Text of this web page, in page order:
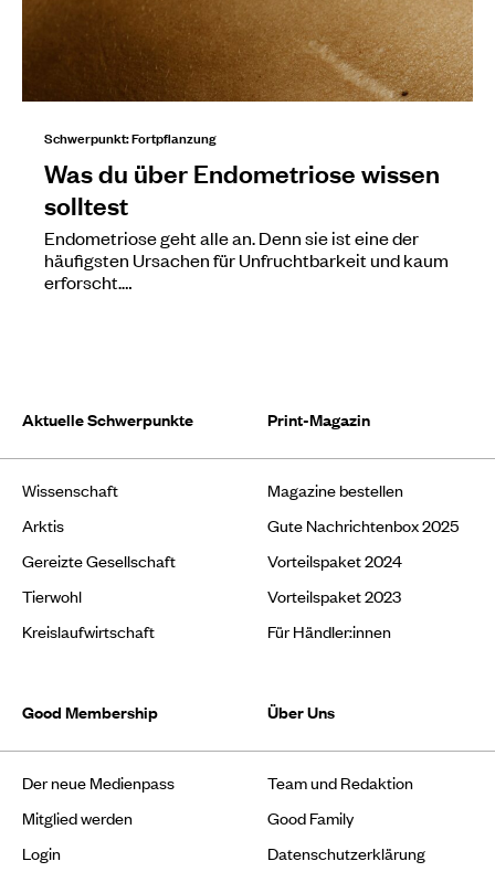
Schwerpunkt: Fortpflanzung
Was du über Endometriose wissen
solltest
Endometriose geht alle an. Denn sie ist eine der
häufigsten Ursachen für Unfruchtbarkeit und kaum
erforscht.…
Aktuelle Schwerpunkte
Wissenschaft
Arktis
Gereizte Gesellschaft
Tierwohl
Kreislaufwirtschaft
Print-Magazin
Magazine bestellen
Gute Nachrichtenbox 2025
Vorteilspaket 2024
Vorteilspaket 2023
Für Händler:innen
Good Membership
Der neue Medienpass
Mitglied werden
Login
Über Uns
Team und Redaktion
Good Family
Datenschutzerklärung